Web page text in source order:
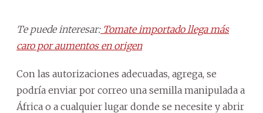
Te puede interesar:Tomate importado llega más
caro por aumentos en origen
Con las autorizaciones adecuadas, agrega, se
podría enviar por correo una semilla manipulada a
África o a cualquier lugar donde se necesite y abrir